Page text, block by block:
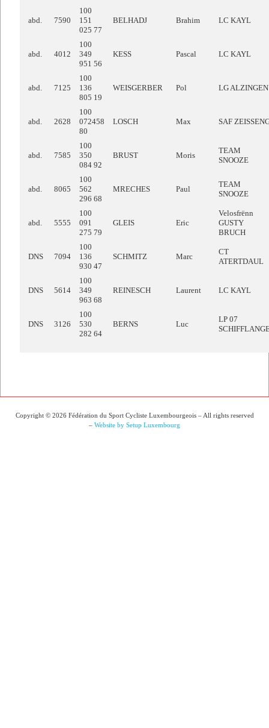
abd. 7590
100
151
025 77
BELHADJ Brahim LC KAYL
abd. 4012
100
349
951 56
KESS Pascal LC KAYL
abd. 7125
100
136
805 19
WEISGERBER Pol LG ALZINGEN
abd. 2628
100
072458
80
LOSCH Max SAF
abd. 7585
100
350
084 92
BRUST Moris
TEAM
SNOOZE
abd. 8065
100
562
296 68
MRECHES Paul
TEAM
SNOOZE
abd. 5555
100
091
275 79
GLEIS Eric
Velosfrënn
GUSTY
BRUCH
DNS 7094
100
136
930 47
SCHMITZ Marc
CT
ATERTDAUL
DNS 5614
100
349
963 68
REINESCH Laurent LC KAYL
DNS 3126
100
530
282 64
BERNS Luc
LP 07
Copyright © 2026 Fédération du Sport Cycliste Luxembourgeois – All rights reserved
– Website by Setup Luxembourg